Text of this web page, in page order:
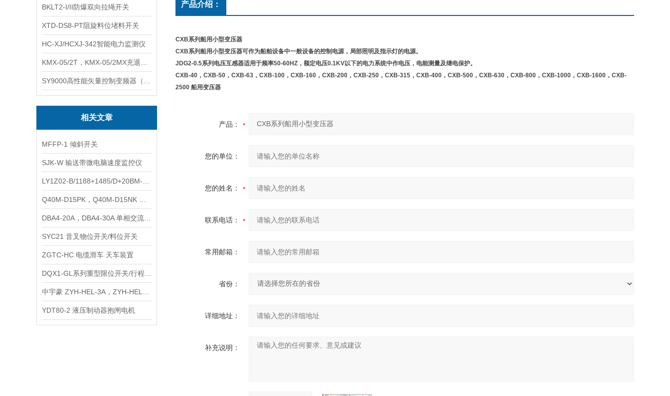
BKLT2-I/II防爆双向拉绳开关
XTD-DS8-PT阻旋料位堵料开关
HC-XJ/HCXJ-342智能电力监测仪
相关文章
MFFP-1 倾斜开关
SJK-W 输送带微电脑速度监控仪
SYC21 音叉物位开关/料位开关
ZGTC-HC 电缆滑车 天车装置
YDT80-2 液压制动器抱闸电机
产品介绍：
CXB系列船用小型变压器
CXB系列船用小型变压器可作为船舶设备中一般设备的控制电源，局部照明及指示灯的电源。
JDG2-0.5系列电压互感器适用于频率50-60HZ，额定电压0.1KV以下的电力系统中作电压，电能测量及继电保护。
CXB-40，CXB-50，CXB-63，CXB-100，CXB-160，CXB-200，CXB-250，CXB-315，CXB-400，CXB-500，CXB-630，CXB-800，CXB-1000，CXB-1600，CXB-
2500 船用变压器
产品：
您的单位：
您的姓名：
联系电话：
常用邮箱：
省份：
详细地址：
补充说明：